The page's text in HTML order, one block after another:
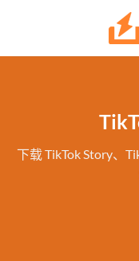
下载 TikTok Story、